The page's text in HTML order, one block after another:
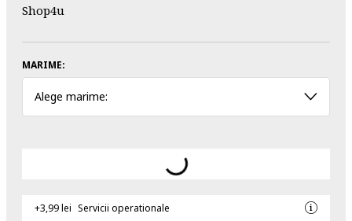
Shop4u
MARIME:
Alege marime:
+3,99 lei Servicii operationale